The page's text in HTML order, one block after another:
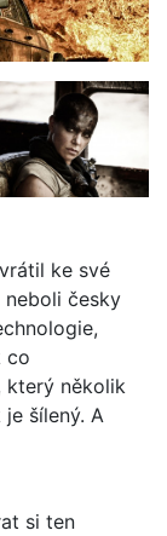
ke své
česky
co
který několik
šílený. A
si ten